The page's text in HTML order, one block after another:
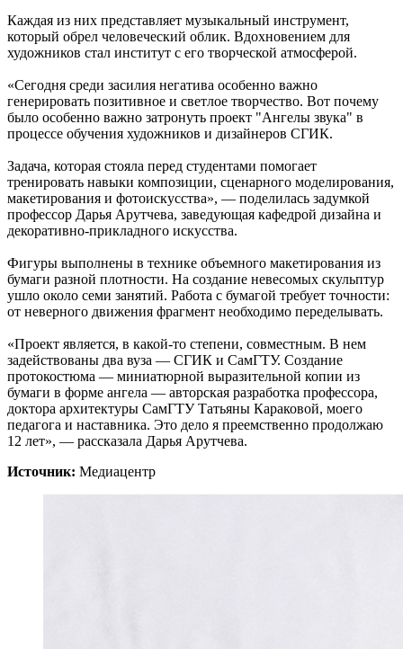
Каждая из них представляет музыкальный инструмент,
который обрел человеческий облик. Вдохновением для
художников стал институт с его творческой атмосферой.
«Сегодня среди засилия негатива особенно важно
генерировать позитивное и светлое творчество. Вот почему
было особенно важно затронуть проект "Ангелы звука" в
процессе обучения художников и дизайнеров СГИК.
Задача, которая стояла перед студентами помогает
тренировать навыки композиции, сценарного моделирования,
макетирования и фотоискусства», — поделилась задумкой
профессор Дарья Арутчева, заведующая кафедрой дизайна и
декоративно-прикладного искусства.
Фигуры выполнены в технике объемного макетирования из
бумаги разной плотности. На создание невесомых скульптур
ушло около семи занятий. Работа с бумагой требует точности:
от неверного движения фрагмент необходимо переделывать.
«Проект является, в какой-то степени, совместным. В нем
задействованы два вуза — СГИК и СамГТУ. Создание
протокостюма — миниатюрной выразительной копии из
бумаги в форме ангела — авторская разработка профессора,
доктора архитектуры СамГТУ Татьяны Караковой, моего
педагога и наставника. Это дело я преемственно продолжаю
12 лет», — рассказала Дарья Арутчева.
Источник: Медиацентр